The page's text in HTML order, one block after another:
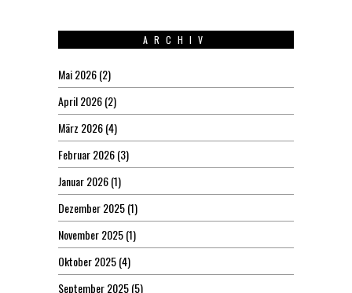
ARCHIV
Mai 2026(2)
April 2026(2)
März 2026(4)
Februar 2026(3)
Januar 2026(1)
Dezember 2025(1)
November 2025(1)
Oktober 2025(4)
September 2025(5)